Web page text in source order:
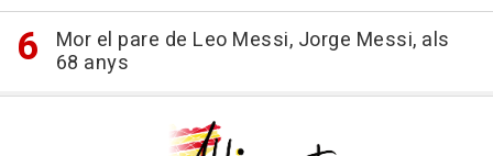
Mor el pare de Leo Messi, Jorge Messi, als
68 anys